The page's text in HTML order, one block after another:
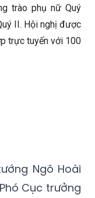
trào phụ nữ Quý
II. Hội nghị được
trực tuyến với 100
Ngô Hoài
Cục trưởng